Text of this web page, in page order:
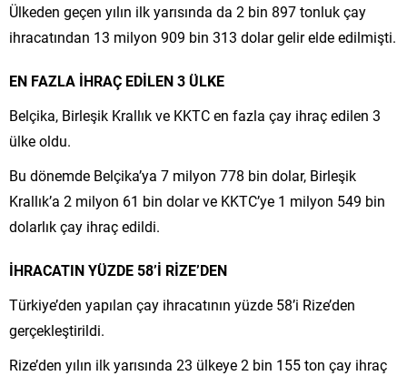
Ülkeden geçen yılın ilk yarısında da 2 bin 897 tonluk çay
ihracatından 13 milyon 909 bin 313 dolar gelir elde edilmişti.
EN FAZLA İHRAÇ EDİLEN 3 ÜLKE
Belçika, Birleşik Krallık ve KKTC en fazla çay ihraç edilen 3
ülke oldu.
Bu dönemde Belçika’ya 7 milyon 778 bin dolar, Birleşik
Krallık’a 2 milyon 61 bin dolar ve KKTC’ye 1 milyon 549 bin
dolarlık çay ihraç edildi.
İHRACATIN YÜZDE 58’İ RİZE’DEN
Türkiye’den yapılan çay ihracatının yüzde 58’i Rize’den
gerçekleştirildi.
Rize’den yılın ilk yarısında 23 ülkeye 2 bin 155 ton çay ihraç